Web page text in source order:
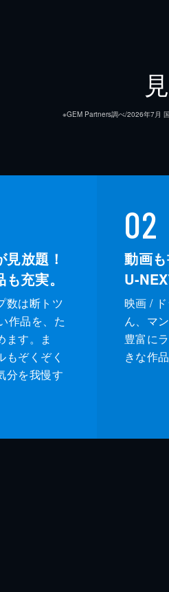
※GEM Partners調べ/2026年7⽉
放題！
充実。
数は断トツ
作品を、た
ます。ま
もぞくぞく
分を我慢す
02
動画
U-
映画 /
ん、マ
豊富に
きな作